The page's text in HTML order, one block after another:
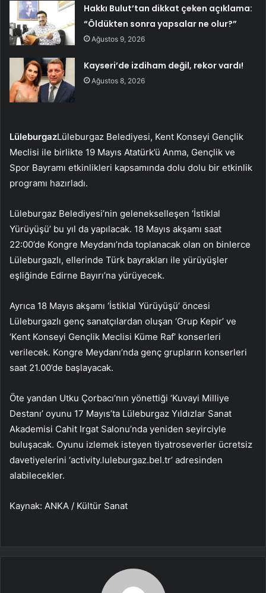
Hakkı Bulut’tan dikkat çeken açıklama:
“Öldükten sonra yapsalar ne olur?”
Ağustos 9, 2026
Kayseri’de izdiham değil, rekor vardı!
Ağustos 8, 2026
LüleburgazLüleburgaz Belediyesi, Kent Konseyi Gençlik
Meclisi ile birlikte 19 Mayıs Atatürk’ü Anma, Gençlik ve
Spor Bayramı etkinlikleri kapsamında dolu dolu bir etkinlik
programı hazırladı.
Lüleburgaz Belediyesi’nin gelenekselleşen ‘İstiklal
Yürüyüşü’ bu yıl da yapılacak. 18 Mayıs akşamı saat
22:00’de Kongre Meydanı’nda toplanacak olan on binlerce
Lüleburgazlı, ellerinde Türk bayrakları ile yürüyüşler
eşliğinde Edirne Bayırı’na yürüyecek.
Ayrıca 18 Mayıs akşamı ‘İstiklal Yürüyüşü’ öncesi
Lüleburgazlı genç sanatçılardan oluşan ‘Grup Kepir’ ve
‘Kent Konseyi Gençlik Meclisi Küme Raf’ konserleri
verilecek. Kongre Meydanı’nda genç grupların konserleri
saat 21.00’de başlayacak.
Öte yandan Utku Çorbacı’nın yönettiği ‘Kuvayi Milliye
Destanı’ oyunu 17 Mayıs’ta Lüleburgaz Yıldızlar Sanat
Akademisi Cahit Irgat Salonu’nda yeniden seyirciyle
buluşacak. Oyunu izlemek isteyen tiyatroseverler ücretsiz
davetiyelerini ‘activity.luleburgaz.bel.tr’ adresinden
alabilecekler.
Kaynak: ANKA / Kültür Sanat